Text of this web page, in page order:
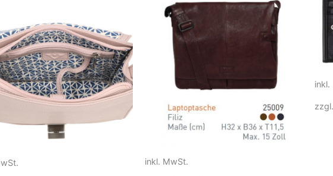
inkl. MwSt.
Produkt
weist
mehrere
Varianten
können
Produktseite
inkl.
Die